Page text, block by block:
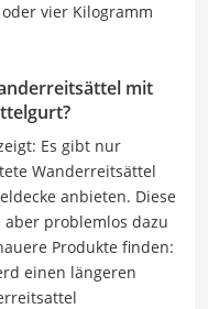
vier Kilogramm
mit
Es gibt nur
Wanderreitsättel
anbieten. Diese
problemlos dazu
Produkte finden:
einen längeren